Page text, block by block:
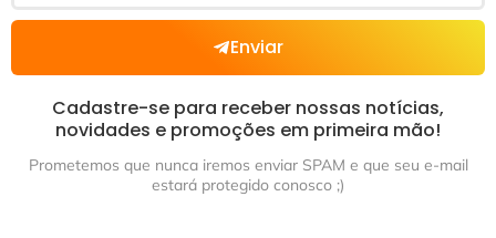
Enviar
Cadastre-se para receber nossas notícias,
novidades e promoções em primeira mão!
Prometemos que nunca iremos enviar SPAM e que seu e-mail
estará protegido conosco ;)